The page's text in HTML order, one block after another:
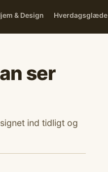
& Design Hverdagsglæde
ser
ind tidligt og